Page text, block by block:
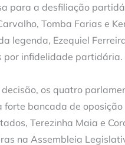
para a desfiliação
Tomba Farias e
legenda, Ezequiel
por infidelidade
decisão, os quatro
forte bancada de
Terezinha Maia e
na Assembleia